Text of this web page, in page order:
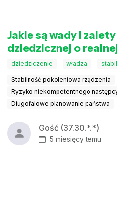
Jakie są wady i
dziedzicznej o
dziedziczenie władza
Stabilność pokoleniowa rządzenia
Ryzyko niekompetentnego
Długofalowe planowanie państwa
Gość (37.30.*.*)
5 miesięcy temu